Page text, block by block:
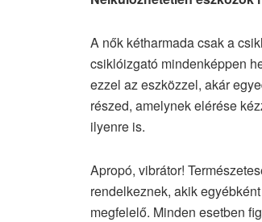
A nők kétharmada csak a
csiklóizgató mindenképpen
ezzel az eszközzel, akár
részed, amelynek elérése
ilyenre is.
Apropó, vibrátor!
rendelkeznek, akik
megfelelő. Minden esetben